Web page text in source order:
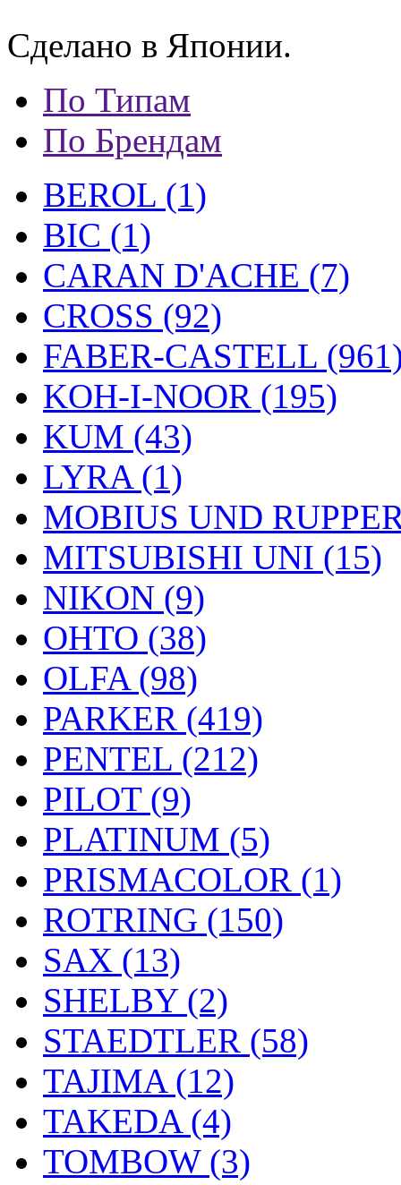
Сделано в Японии.
По Типам
По Брендам
BEROL (1)
BIC (1)
CARAN D'ACHE (7)
CROSS (92)
FABER-CASTELL
KOH-I-NOOR (195)
KUM (43)
LYRA (1)
MOBIUS UND
MITSUBISHI UNI (15)
NIKON (9)
OHTO (38)
OLFA (98)
PARKER (419)
PENTEL (212)
PILOT (9)
PLATINUM (5)
PRISMACOLOR (1)
ROTRING (150)
SAX (13)
SHELBY (2)
STAEDTLER (58)
TAJIMA (12)
TAKEDA (4)
TOMBOW (3)